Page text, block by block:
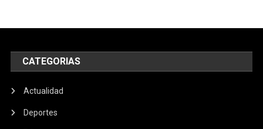
CATEGORIAS
Actualidad
Deportes